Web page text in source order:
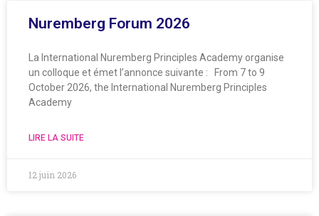
Nuremberg Forum 2026
La International Nuremberg Principles Academy organise
un colloque et émet l’annonce suivante : From 7 to 9
October 2026, the International Nuremberg Principles
Academy
LIRE LA SUITE
12 juin 2026